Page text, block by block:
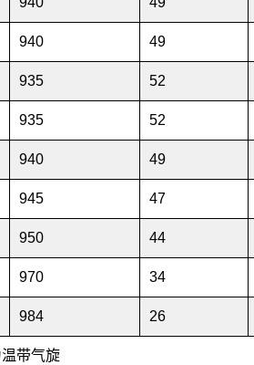
940 49
935 52
935 52
940 49
945 47
950 44
970 34
984 26
带气旋